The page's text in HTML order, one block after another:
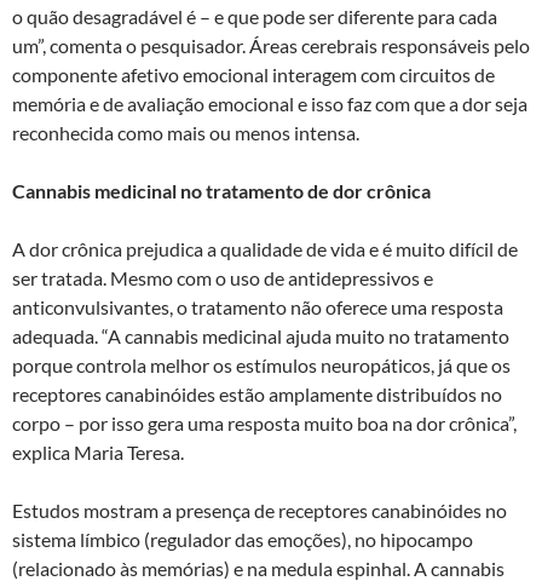
o quão desagradável é – e que pode ser diferente para cada
um”, comenta o pesquisador. Áreas cerebrais responsáveis pelo
componente afetivo emocional interagem com circuitos de
memória e de avaliação emocional e isso faz com que a dor seja
reconhecida como mais ou menos intensa.
Cannabis medicinal no tratamento de dor crônica
A dor crônica prejudica a qualidade de vida e é muito difícil de
ser tratada. Mesmo com o uso de antidepressivos e
anticonvulsivantes, o tratamento não oferece uma resposta
adequada. “A cannabis medicinal ajuda muito no tratamento
porque controla melhor os estímulos neuropáticos, já que os
receptores canabinóides estão amplamente distribuídos no
corpo – por isso gera uma resposta muito boa na dor crônica”,
explica Maria Teresa.
Estudos mostram a presença de receptores canabinóides no
sistema límbico (regulador das emoções), no hipocampo
(relacionado às memórias) e na medula espinhal. A cannabis